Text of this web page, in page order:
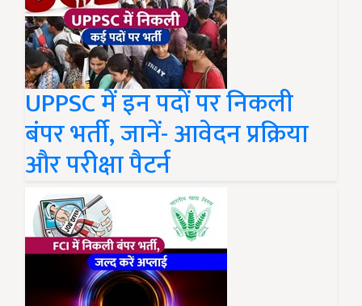
UPPSC में इन पदों पर निकली
बंपर भर्ती, जानें- आवेदन प्रक्रिया
और परीक्षा पैटर्न